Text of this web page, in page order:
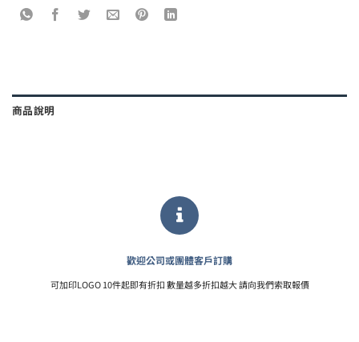
商品說明
歡迎公司或團體客戶訂購
可加印LOGO 10件起即有折扣 數量越多折扣越大 請向我們索取報價